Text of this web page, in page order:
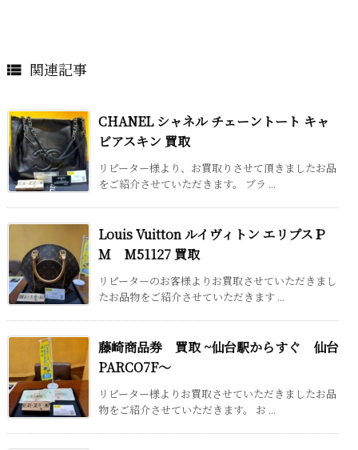
 関連記事
CHANEL シャネル チェーントート キャ
ビアスキン 買取
リピーター様より、お買取りさせて頂きましたお品
をご紹介させていただきます。 ブラ ...
Louis Vuitton ルイヴィトン エリプスＰ
Ｍ M51127 買取
リピーターのお客様よりお買取させていただきまし
たお品物をご紹介させていただきます ...
藤崎商品券 買取 ~仙台駅からすぐ 仙台
PARCO7F～
リピーター様よりお買取させていただきましたお品
物をご紹介させていただきます。 お ...